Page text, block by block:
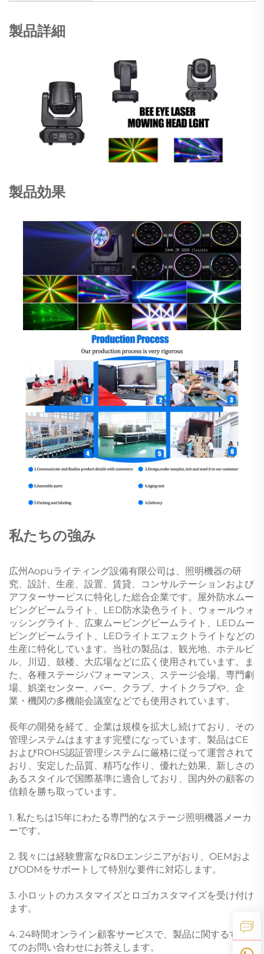
製品詳細
製品効果
私たちの強み
広州Aopuライティング設備有限公司は、照明機器の研
究、設計、生産、設置、賃貸、コンサルテーションおよび
アフターサービスに特化した総合企業です。屋外防水ムー
ビングビームライト、LED防水染色ライト、ウォールウォ
ッシングライト、広東ムービングビームライト、LEDムー
ビングビームライト、LEDライトエフェクトライトなどの
生産に特化しています。当社の製品は、観光地、ホテルビ
ル、川辺、鼓楼、大広場などに広く使用されています。ま
た、各種ステージパフォーマンス、ステージ会場、専門劇
場、娯楽センター、バー、クラブ、ナイトクラブや、企
業・機関の多機能会議室などでも使用されています。
長年の開発を経て、企業は規模を拡大し続けており、その
管理システムはますます完璧になっています。製品はCE
およびROHS認証管理システムに厳格に従って運営されて
おり、安定した品質、精巧な作り、優れた効果、新しさの
あるスタイルで国際基準に適合しており、国内外の顧客の
信頼を勝ち取っています。
1. 私たちは15年にわたる専門的なステージ照明機器メーカ
ーです。
2. 我々には経験豊富なR&Dエンジニアがおり、OEMおよ
びODMをサポートして特別な要件に対応します。
3. 小ロットのカスタマイズとロゴカスタマイズを受け付け
ます。
4. 24時間オンライン顧客サービスで、製品に関するすべ
てのお問い合わせにお答えします。